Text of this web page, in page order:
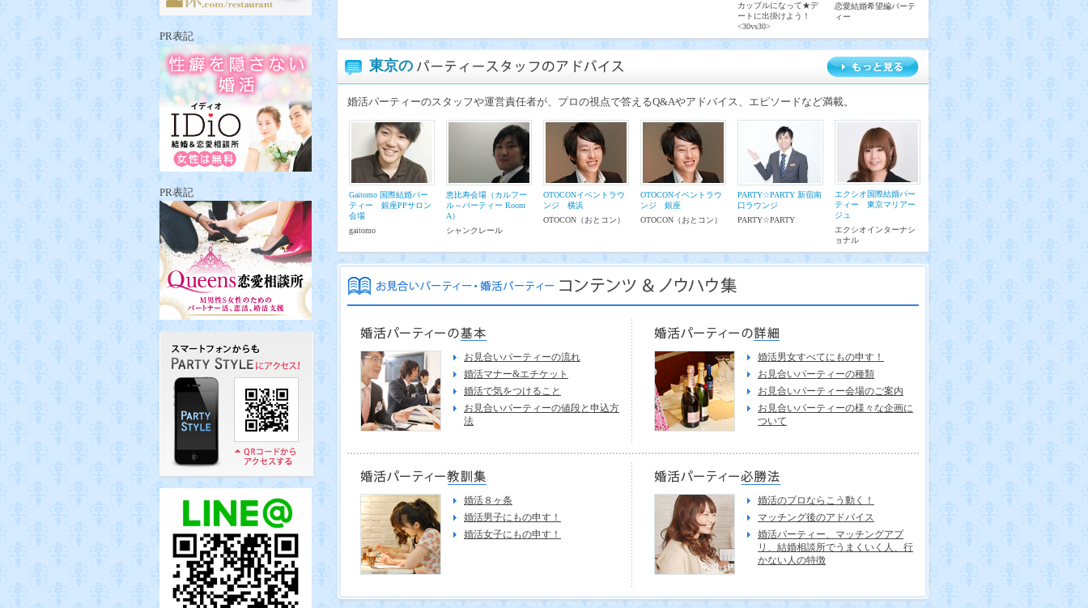
カップルになって★デ
ートに出掛けよう！
<30vs30>
恋愛結婚希望編パーテ
ィー
東京の
婚活パーティーのスタッフや運営責任者が、プロの視点で答えるQ&Aやアドバイス、エピソードなど満載。
Gaitomo 国際結婚パー
ティー 銀座PPサロン
会場
gaitomo
恵比寿会場（カルフー
ル～パーティー Room
A）
シャンクレール
OTOCONイベントラウ
ンジ 横浜
OTOCON（おとコン）
OTOCONイベントラウ
ンジ 銀座
OTOCON（おとコン）
PARTY☆PARTY 新宿南
口ラウンジ
PARTY☆PARTY
エクシオ国際結婚パー
ティー 東京マリアー
ジュ
エクシオインターナシ
ョナル
お見合いパーティーの流れ
婚活マナー&エチケット
婚活で気をつけること
お見合いパーティーの値段と申込方
法
婚活男女すべてにもの申す！
お見合いパーティーの種類
お見合いパーティー会場のご案内
お見合いパーティーの様々な企画に
ついて
婚活８ヶ条
婚活男子にもの申す！
婚活女子にもの申す！
婚活のプロならこう動く！
マッチング後のアドバイス
婚活パーティー、マッチングアプ
リ、結婚相談所でうまくいく人、行
かない人の特徴
PR表記
PR表記